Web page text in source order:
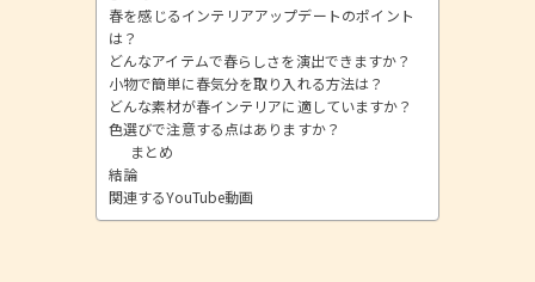
春を感じるインテリアアップデートのポイント
は？
どんなアイテムで春らしさを演出できますか？
小物で簡単に春気分を取り入れる方法は？
どんな素材が春インテリアに適していますか？
色選びで注意する点はありますか？
まとめ
結論
関連するYouTube動画